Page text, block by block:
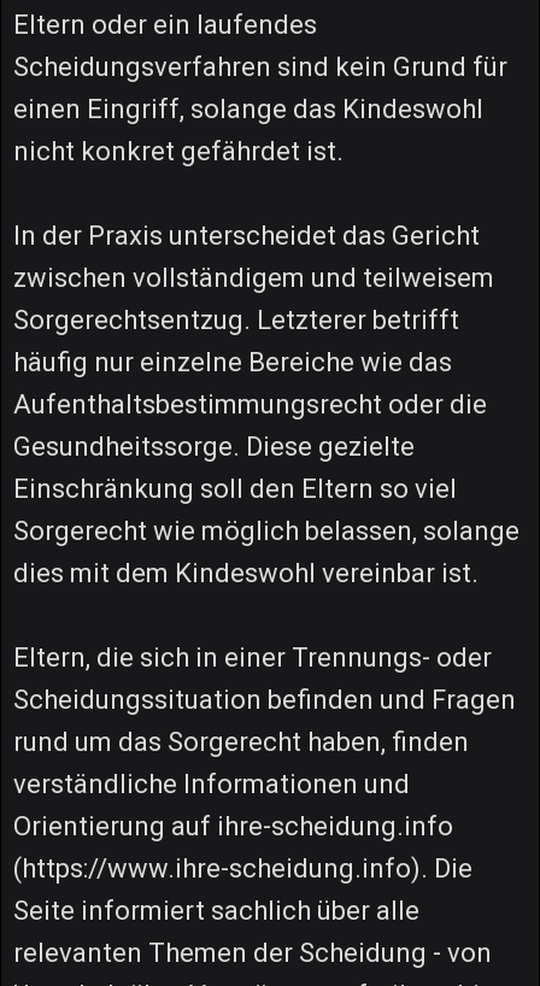
Eltern oder ein laufendes
Scheidungsverfahren sind kein Grund für
einen Eingriff, solange das Kindeswohl
nicht konkret gefährdet ist.
In der Praxis unterscheidet das Gericht
zwischen vollständigem und teilweisem
Sorgerechtsentzug. Letzterer betrifft
häufig nur einzelne Bereiche wie das
Aufenthaltsbestimmungsrecht oder die
Gesundheitssorge. Diese gezielte
Einschränkung soll den Eltern so viel
Sorgerecht wie möglich belassen, solange
dies mit dem Kindeswohl vereinbar ist.
Eltern, die sich in einer Trennungs- oder
Scheidungssituation befinden und Fragen
rund um das Sorgerecht haben, finden
verständliche Informationen und
Orientierung auf ihre-scheidung.info
(https://www.ihre-scheidung.info). Die
Seite informiert sachlich über alle
relevanten Themen der Scheidung - von